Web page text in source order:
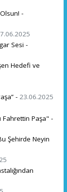
-
Sesi -
Hedefi ve
- 23.06.2025
Fahrettin Paşa" -
Şehirde Neyin